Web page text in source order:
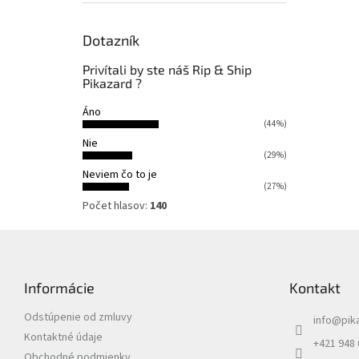
Dotazník
Privítali by ste náš Rip & Ship
Pikazard ?
Áno
(44%)
Nie
(29%)
Neviem čo to je
(27%)
Počet hlasov: 140
Informácie
Odstúpenie od zmluvy
Kontaktné údaje
Kontakt
info@
+421 948